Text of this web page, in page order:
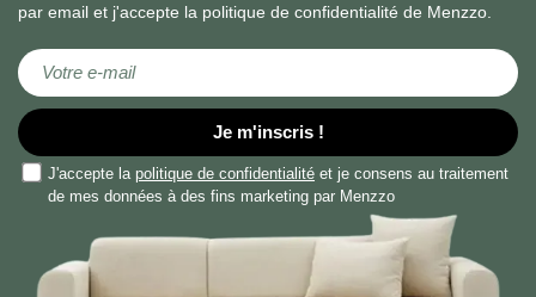
par email et j'accepte la politique de confidentialité de Menzzo.
Inscription à notre lettre d’information :
Je m'inscris !
J'accepte la politique de confidentialité et je consens au traitement
de mes données à des fins marketing par Menzzo